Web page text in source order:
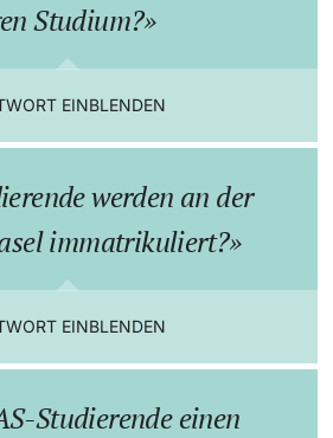
Studium?
EINBLENDEN
werden an der
immatrikuliert?
EINBLENDEN
Studierende einen